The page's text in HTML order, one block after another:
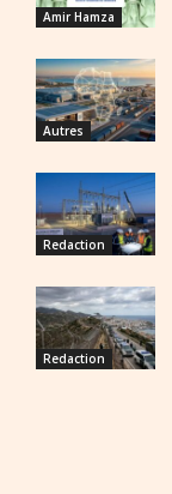
Amir Hamza
Autres
Redaction
Redaction